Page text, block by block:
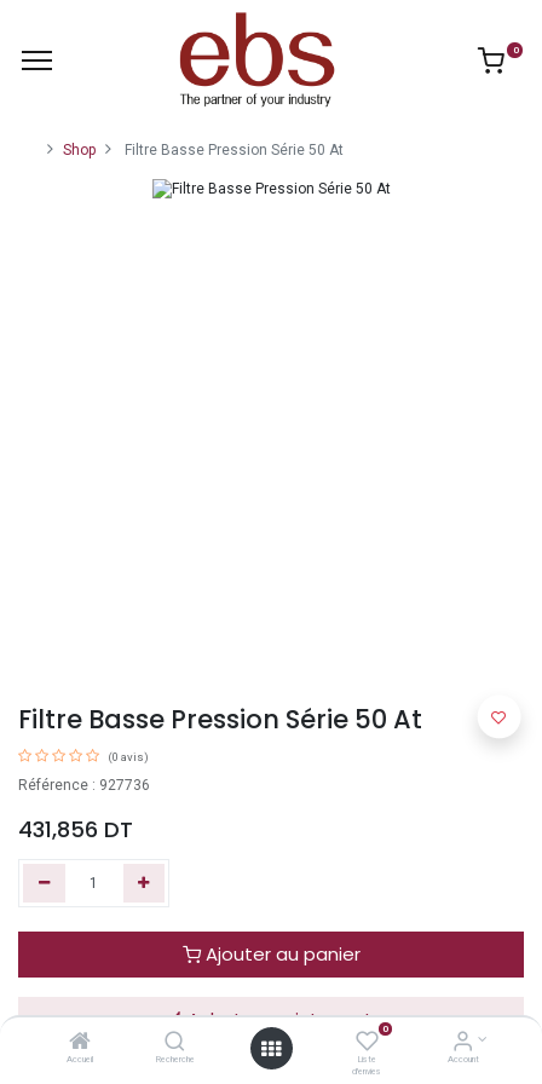
Accueil Recherche
0
Liste
d'envies
Account
0
Shop Filtre Basse Pression Série 50 At
Filtre Basse Pression Série 50 At
(0 avis)
Référence : 927736
431,856 DT
Ajouter au panier
Acheter maintenant